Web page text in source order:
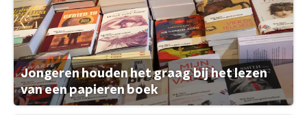
Jongeren houden het graag bij het lezen
van een papieren boek